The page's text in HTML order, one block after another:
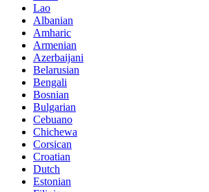
Lao
Albanian
Amharic
Armenian
Azerbaijani
Belarusian
Bengali
Bosnian
Bulgarian
Cebuano
Chichewa
Corsican
Croatian
Dutch
Estonian